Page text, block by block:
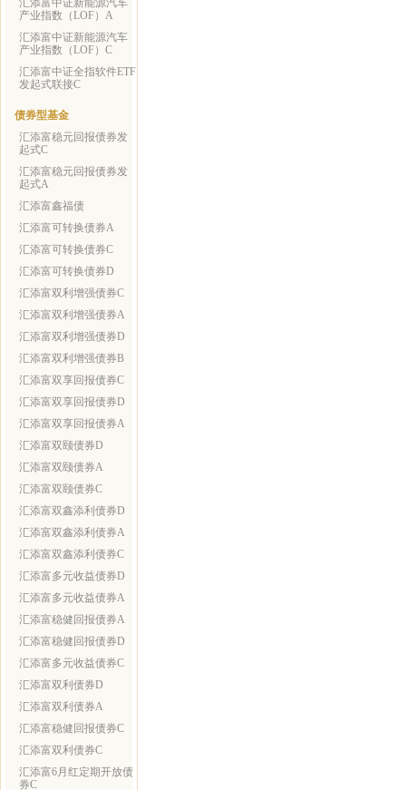
汇添富中证新能源汽车
产业指数（LOF）A
汇添富中证新能源汽车
产业指数（LOF）C
汇添富中证全指软件ETF
发起式联接C
债券型基金
汇添富稳元回报债券发
起式C
汇添富稳元回报债券发
起式A
汇添富鑫福债
汇添富可转换债券A
汇添富可转换债券C
汇添富可转换债券D
汇添富双利增强债券C
汇添富双利增强债券A
汇添富双利增强债券D
汇添富双利增强债券B
汇添富双享回报债券C
汇添富双享回报债券D
汇添富双享回报债券A
汇添富双颐债券D
汇添富双颐债券A
汇添富双颐债券C
汇添富双鑫添利债券D
汇添富双鑫添利债券A
汇添富双鑫添利债券C
汇添富多元收益债券D
汇添富多元收益债券A
汇添富稳健回报债券A
汇添富稳健回报债券D
汇添富多元收益债券C
汇添富双利债券D
汇添富双利债券A
汇添富稳健回报债券C
汇添富双利债券C
汇添富6月红定期开放债
券C